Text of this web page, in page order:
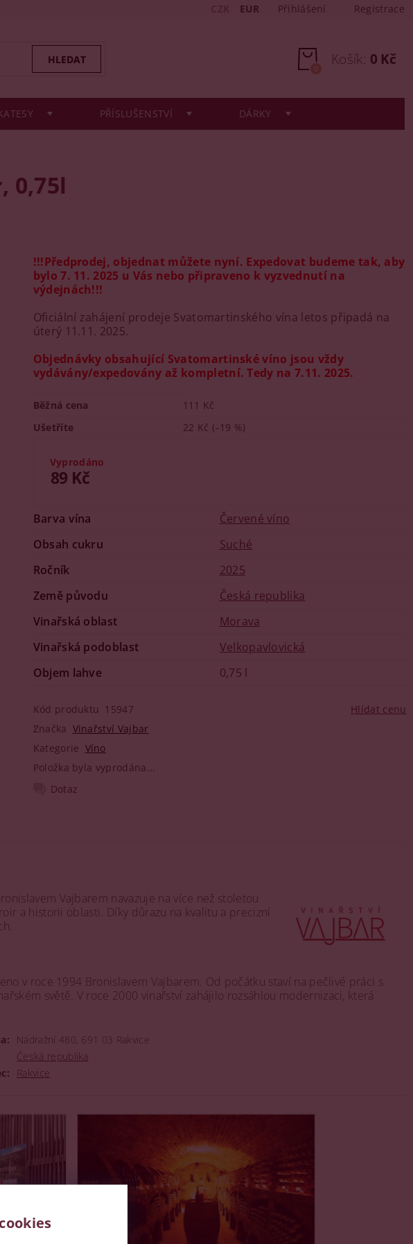
EUR Přihlášení Registrace
Košík: 0 Kč
0
PŘÍSLUŠENSTVÍ DÁRKY
0,75l
!!!Předprodej, objednat můžete nyní. Expedovat budeme tak, aby
bylo 7. 11. 2025 u Vás nebo připraveno k vyzvednutí na
výdejnách!!!
Oficiální zahájení prodeje Svatomartinského vína letos připadá na
úterý 11.11. 2025.
Objednávky obsahující Svatomartinské víno jsou vždy
vydávány/expedovány až kompletní. Tedy na 7.11. 2025.
Vyprodáno
Běžná cena
111 Kč
Ušetříte
22 Kč (–19 %)
89 Kč
Barva vína
Červené víno
Obsah cukru
Suché
Ročník
2025
Země původu
Česká republika
Vinařská oblast
Morava
Vinařská podoblast
Velkopavlovická
Objem lahve
0,75 l
Kód produktu
15947
Značka Vinařství Vajbar
Kategorie Víno
Položka byla vyprodána...
Hlídat cenu
Dotaz
Vajbarem navazuje na více než stoletou
a historii oblasti. Díky důrazu na kvalitu a precizní
v roce 1994 Bronislavem Vajbarem. Od počátku staví na pečlivé práci s
světě. V roce 2000 vinařství zahájilo rozsáhlou modernizaci, která
Nádražní 480, 691 03 Rakvice
Česká republika
Rakvice